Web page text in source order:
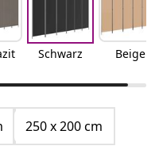
Schwarz Beige
250 x 200 cm